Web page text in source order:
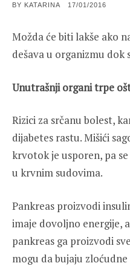
BY KATARINA
POSTED
17/01/2016
Možda će biti lakše ako
dešava u organizmu dok
Unutrašnji organi trpe
Rizici za srčanu bolest,
dijabetes rastu. Mišići
krvotok je usporen, pa
u krvnim sudovima.
Pankreas proizvodi
imaje dovoljno energije,
pankreas ga proizvodi
mogu da bujaju